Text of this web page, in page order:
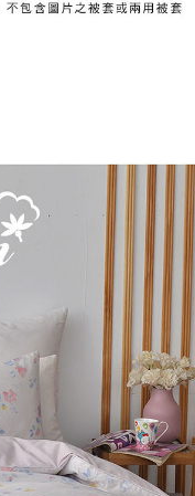
support/home
先享後付」服務完成之交
交易相關給付款項請求債
護人之同意方可使用
損失，本公司不負相關責
號之用戶狀況，依本公司即
形，本公司將視審查結果
。若發現惡意使用之情形，
度並採取法律行動。